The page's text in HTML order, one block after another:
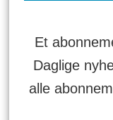
Et
Daglige
alle